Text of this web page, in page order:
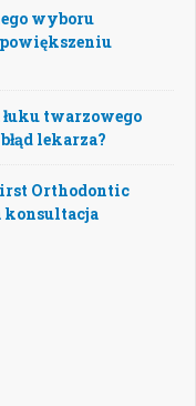
wyboru
twarzowego
lekarza?
Orthodontic
konsultacja